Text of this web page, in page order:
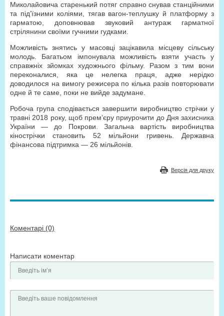
Миколайовича старенький потяг справно снував станційними
та під’їзними коліями, тягав вагон-теплушку й платформу з
гарматою, доповнював звуковий антураж гарматної
стрілянини своїми гучними гудками.
Можливість знятись у масовці зацікавила місцеву сільську
молодь. Багатьом імпонувала можливість взяти участь у
справжніх зйомках художнього фільму. Разом з тим вони
переконалися, яка це нелегка праця, адже нерідко
доводилося на вимогу режисера по кілька разів повторювати
одне й те саме, поки не вийде задумане.
Робоча група сподівається завершити виробництво стрічки у
травні 2018 року, щоб прем’єру приурочити до Дня захисника
України — до Покрови. Загальна вартість виробництва
кінострічки становить 52 мільйони гривень. Державна
фінансова підтримка — 26 мільйонів.
Версія для друку
Коментарі (0)
Написати коментар